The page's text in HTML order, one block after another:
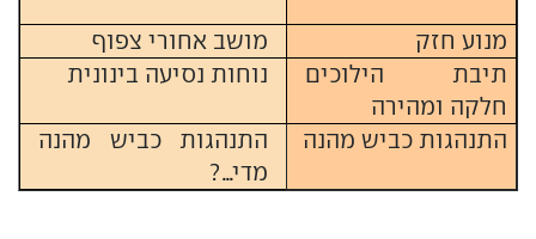
מנוע חזק
מושב אחורי צפוף
תיבת הילוכים
חלקה ומהירה
נוחות נסיעה בינונית
התנהגות כביש מהנה
התנהגות כביש מהנה
מדי...?